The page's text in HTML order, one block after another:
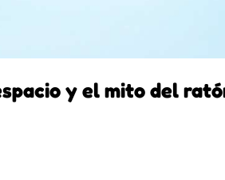
y el mito del